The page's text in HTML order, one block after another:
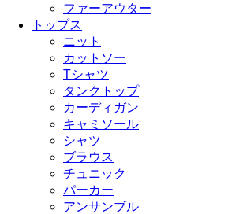
ファーアウター
トップス
ニット
カットソー
Tシャツ
タンクトップ
カーディガン
キャミソール
シャツ
ブラウス
チュニック
パーカー
アンサンブル